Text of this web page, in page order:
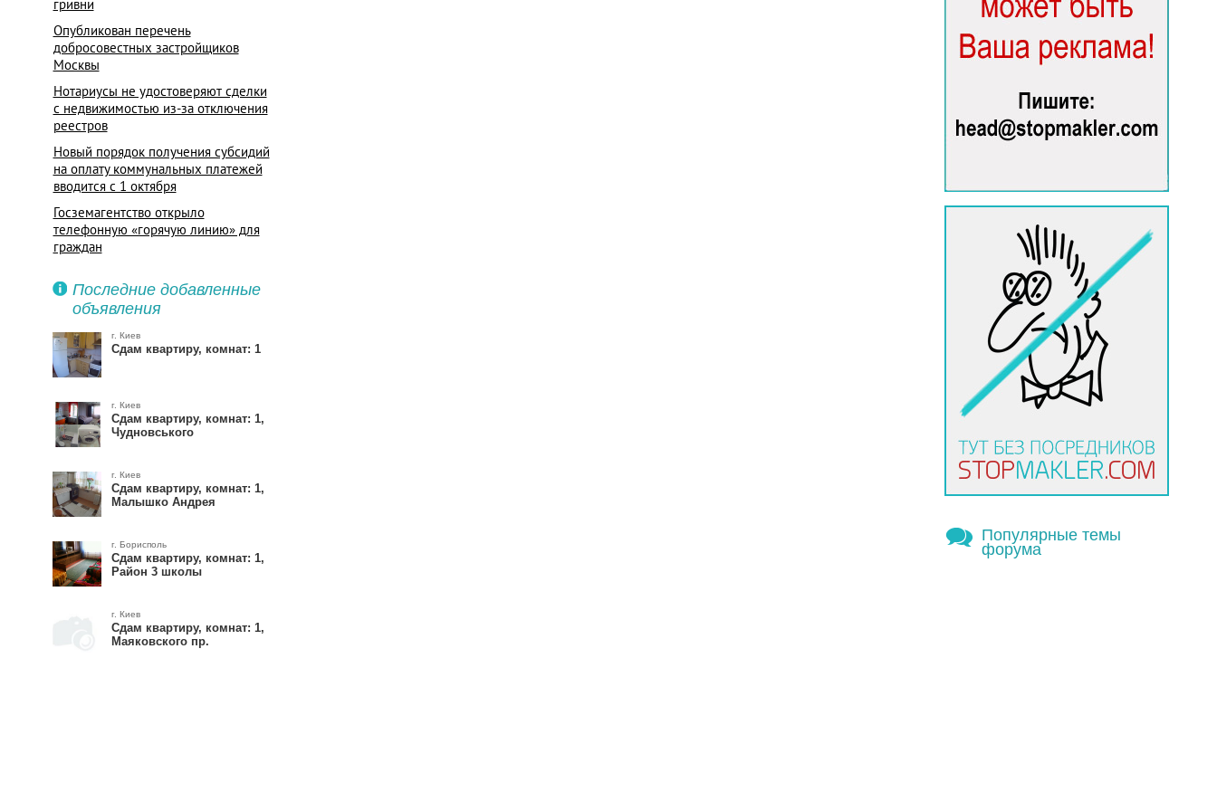
гривни
Опубликован перечень
добросовестных застройщиков
Москвы
Нотариусы не удостоверяют сделки
с недвижимостью из-за отключения
реестров
Новый порядок получения субсидий
на оплату коммунальных платежей
вводится с 1 октября
Госземагентство открыло
телефонную «горячую линию» для
граждан
переводят в гривни
Последние добавленные
объявления
г. Киев
Сдам квартиру, комнат: 1
г. Киев
Сдам квартиру, комнат: 1,
Чудновського
г. Киев
Сдам квартиру, комнат: 1,
Малышко Андрея
г. Борисполь
Сдам квартиру, комнат: 1,
Район 3 школы
г. Киев
Сдам квартиру, комнат: 1,
Маяковского пр.
Популярные темы
форума